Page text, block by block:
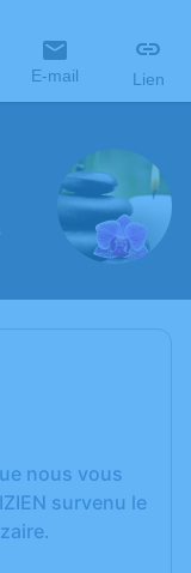
E-mail Lien
nous vous
survenu le